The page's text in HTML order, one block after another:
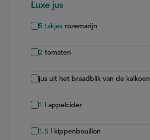
Luxe jus
5 takjes rozemarijn
2 tomaten
jus uit het braadblik van de kalkoen
1 appelcider
1.5 kippenbouillon